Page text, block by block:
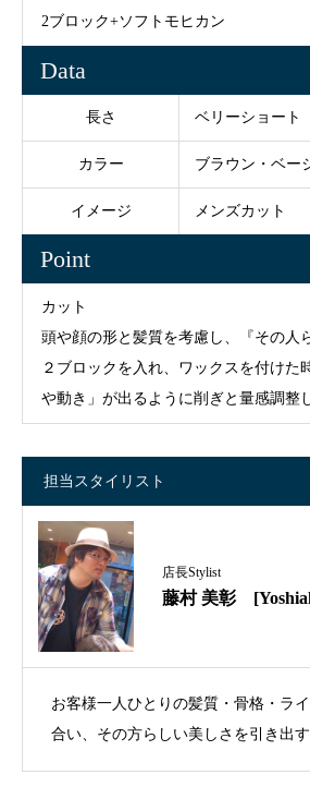
2ブロック+ソフトモヒカン
Data
長さ ベリーショート
カラー ブラウン・ベー
イメージ メンズカット
Point
カット
頭や顔の形と髪質を考慮し、『その人
２ブロックを入れ、ワックスを付けた
や動き」が出るように削ぎと量感調整
担当スタイリスト
店長Stylist
藤村 美彰
お客様一人ひとりの髪質・骨格・ラ
合い、その方らしい美しさを引き出す